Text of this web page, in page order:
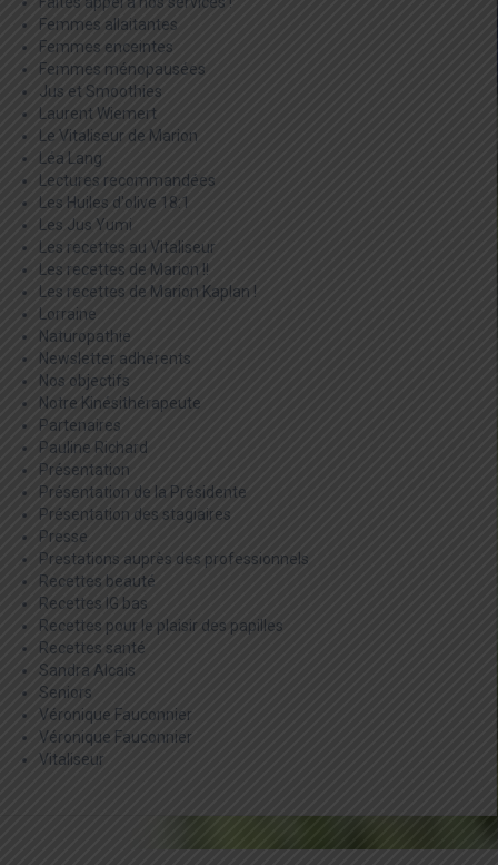
Femmes allaitantes
Femmes enceintes
Femmes ménopausées
Jus et Smoothies
Laurent Wiemert
Le Vitaliseur de Marion
Léa Lang
Lectures recommandées
Les Huiles d'olive 18:1
Les Jus Yumi
Les recettes au Vitaliseur
Les recettes de Marion !!
Les recettes de Marion Kaplan !
Lorraine
Naturopathie
Newsletter adhérents
Nos objectifs
Notre Kinésithérapeute
Partenaires
Pauline Richard
Présentation
Présentation de la Présidente
Présentation des stagiaires
Presse
Prestations auprès des professionnels
Recettes beauté
Recettes IG bas
Recettes pour le plaisir des papilles
Recettes santé
Sandra Alcais
Seniors
Véronique Fauconnier
Véronique Fauconnier
Vitaliseur